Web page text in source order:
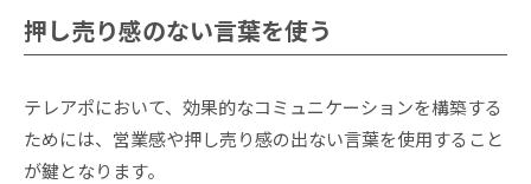
押し売り感のない言葉を使う
テレアポにおいて、効果的なコミュニケーションを構築する
ためには、営業感や押し売り感の出ない言葉を使用すること
が鍵となります。